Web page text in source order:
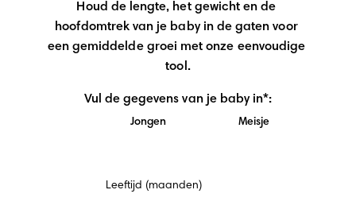
Houd de lengte, het gewicht en de
hoofdomtrek van je baby in de gaten voor
een gemiddelde groei met onze eenvoudige
tool.
Vul de gegevens van je baby in*:
Jongen Meisje
veld
Leeftijd (maanden)